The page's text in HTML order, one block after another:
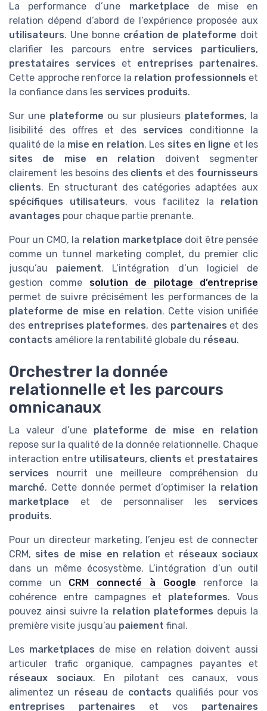
La performance d’une marketplace de mise en
relation dépend d’abord de l’expérience proposée aux
utilisateurs. Une bonne création de plateforme doit
clarifier les parcours entre services particuliers,
prestataires services et entreprises partenaires.
Cette approche renforce la relation professionnels et
la confiance dans les services produits.
Sur une plateforme ou sur plusieurs plateformes, la
lisibilité des offres et des services conditionne la
qualité de la mise en relation. Les sites en ligne et les
sites de mise en relation doivent segmenter
clairement les besoins des clients et des fournisseurs
clients. En structurant des catégories adaptées aux
spécifiques utilisateurs, vous facilitez la relation
avantages pour chaque partie prenante.
Pour un CMO, la relation marketplace doit être pensée
comme un tunnel marketing complet, du premier clic
jusqu’au paiement. L’intégration d’un logiciel de
gestion comme solution de pilotage d’entreprise
permet de suivre précisément les performances de la
plateforme de mise en relation. Cette vision unifiée
des entreprises plateformes, des partenaires et des
contacts améliore la rentabilité globale du réseau.
Orchestrer la donnée
relationnelle et les parcours
omnicanaux
La valeur d’une plateforme de mise en relation
repose sur la qualité de la donnée relationnelle. Chaque
interaction entre utilisateurs, clients et prestataires
services nourrit une meilleure compréhension du
marché. Cette donnée permet d’optimiser la relation
marketplace et de personnaliser les services
produits.
Pour un directeur marketing, l’enjeu est de connecter
CRM, sites de mise en relation et réseaux sociaux
dans un même écosystème. L’intégration d’un outil
comme un CRM connecté à Google renforce la
cohérence entre campagnes et plateformes. Vous
pouvez ainsi suivre la relation plateformes depuis la
première visite jusqu’au paiement final.
Les marketplaces de mise en relation doivent aussi
articuler trafic organique, campagnes payantes et
réseaux sociaux. En pilotant ces canaux, vous
alimentez un réseau de contacts qualifiés pour vos
entreprises partenaires et vos partenaires